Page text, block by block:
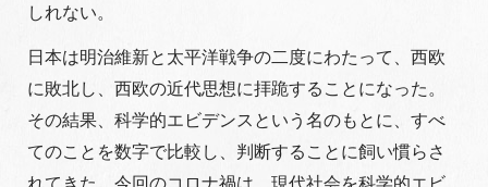
しれない。
日本は明治維新と太平洋戦争の二度にわたって、西欧
に敗北し、西欧の近代思想に拝跪することになった。
その結果、科学的エビデンスという名のもとに、すべ
てのことを数字で比較し、判断することに飼い慣らさ